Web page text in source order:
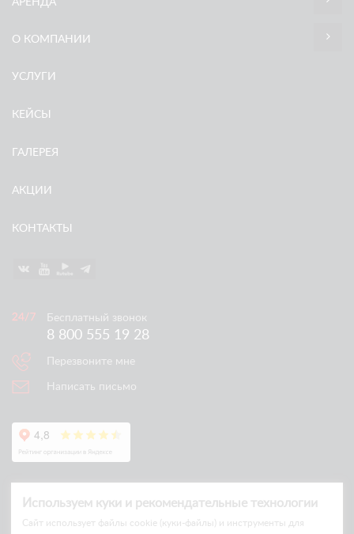
АРЕНДА
О КОМПАНИИ
УСЛУГИ
КЕЙСЫ
ГАЛЕРЕЯ
АКЦИИ
КОНТАКТЫ
Бесплатный звонок
8 800 555 19 28
Перезвоните мне
Написать письмо
Используем куки и рекомендательные технологии
Cайт использует файлы cookie (куки-файлы) и инструменты для